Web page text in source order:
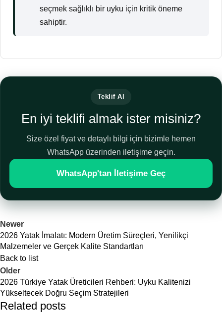
seçmek sağlıklı bir uyku için kritik öneme
sahiptir.
Teklif Al
En iyi teklifi almak ister misiniz?
Size özel fiyat ve detaylı bilgi için bizimle hemen
WhatsApp üzerinden iletişime geçin.
WhatsApp'tan İletişime Geç
Newer
2026 Yatak İmalatı: Modern Üretim Süreçleri, Yenilikçi
Malzemeler ve Gerçek Kalite Standartları
Back to list
Older
2026 Türkiye Yatak Üreticileri Rehberi: Uyku Kalitenizi
Yükseltecek Doğru Seçim Stratejileri
Related posts